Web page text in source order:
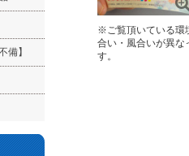
※ご覧頂いている環
合い・風合いが異な
す。
備】